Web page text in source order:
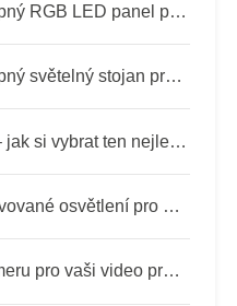
Nejlepší cenově dostupný RGB LED panel pro video (osvětlovací sady)
Nejlepší cenově dostupný světelný stojan pro video osvětlení
Nejlepší video formát – jak si vybrat ten nejlepší pro sebe
Video:Jak vytvořit motivované osvětlení pro přirozeně vypadající rozhovory
Jak vybrat nejlepší kameru pro vaši video produkci